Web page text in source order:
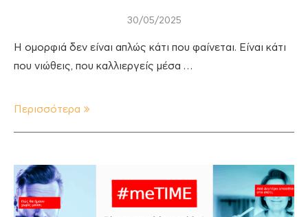
30/05/2025
Η ομορφιά δεν είναι απλώς κάτι που φαίνεται. Είναι κάτι
που νιώθεις, που καλλιεργείς μέσα …
Περισσότερα